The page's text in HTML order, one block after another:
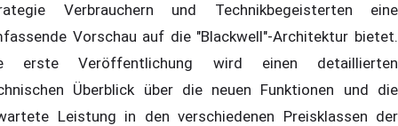
Verbrauchern und Technikbegeisterten eine
Vorschau auf die "Blackwell"-Architektur bietet.
erste Veröffentlichung wird einen detaillierten
Überblick über die neuen Funktionen und die
Leistung in den verschiedenen Preisklassen der